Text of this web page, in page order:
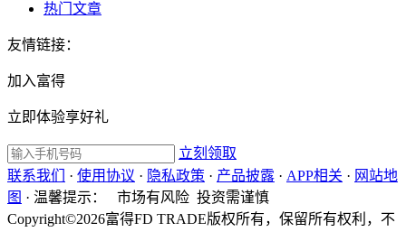
热门文章
友情链接：
加入富得
立即体验享好礼
立刻领取
联系我们
· 使用协议 · 隐私政策 · 产品披露 · APP相关 · 网站地
图 · 温馨提示：
市场有风险 投资需谨慎
Copyright©2026富得FD TRADE版权所有，保留所有权利，不